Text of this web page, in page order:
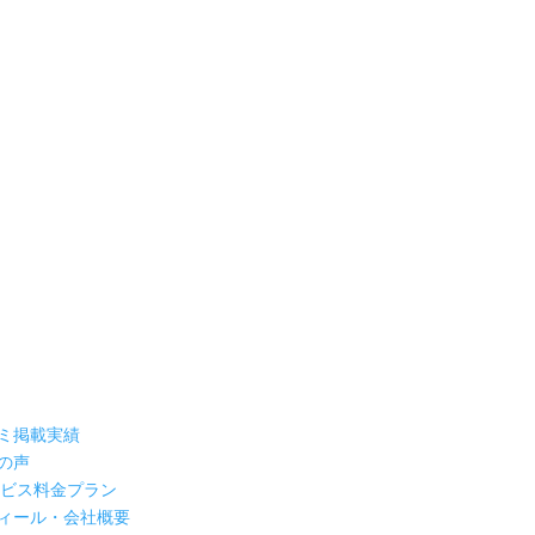
掲載実績
声
ス料金プラン
ール・会社概要